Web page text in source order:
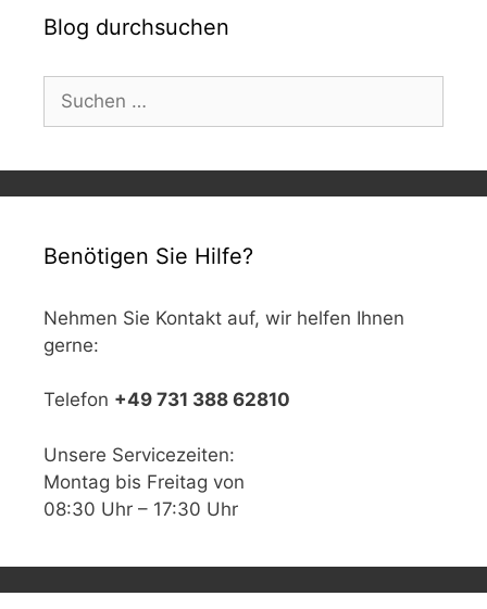
Blog durchsuchen
nach:
Benötigen Sie Hilfe?
Nehmen Sie Kontakt auf, wir helfen Ihnen
gerne:
Telefon +49 731 388 62810
Unsere Servicezeiten:
Montag bis Freitag von
08:30 Uhr – 17:30 Uhr